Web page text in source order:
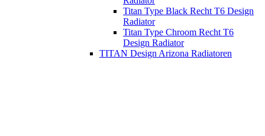
Titan Type Black Recht T6 Design
Radiator
Titan Type Chroom Recht T6
Design Radiator
TITAN Design Arizona Radiatoren